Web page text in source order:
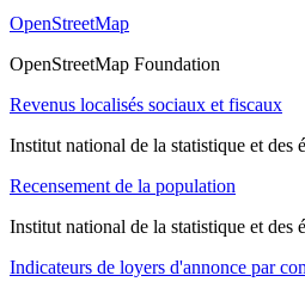
OpenStreetMap
OpenStreetMap Foundation
Revenus localisés sociaux et fiscaux
Institut national de la statistique et des
Recensement de la population
Institut national de la statistique et des
Indicateurs de loyers d'annonce par